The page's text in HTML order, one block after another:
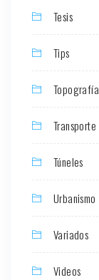
Tesis
Tips
Topografía
Transporte
Túneles
Urbanismo
Variados
Videos